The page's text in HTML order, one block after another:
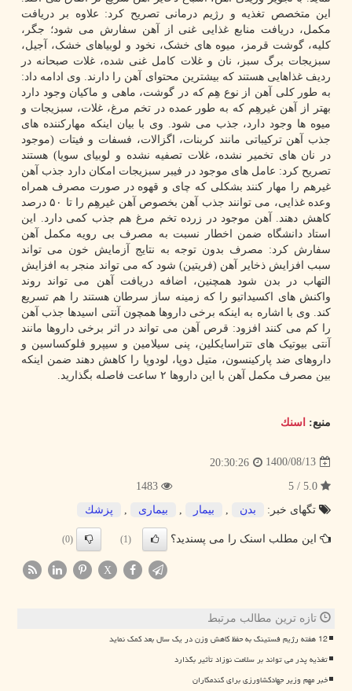
این متخصص تغذیه و رژیم درمانی تصریح کرد: علاوه بر دریافت
مکمل، دریافت منابع غذایی غنی از آهن سفارش می شود؛ جگر،
کلیه، گوشت قرمز، میوه های خشک، نخود و لوبیاهای خشک، آجیل،
سبزیجات برگ سبز، نان و غلات کامل غنی شده، غلات صبحانه در
ردیف غذاهایی هستند که بیشترین محتوای آهن را دارند. وی ادامه داد:
به طور کلی آهن از نوع هِم که در گوشت، ماهی و ماکیان وجود دارد
بهتر از آهن غیرهِم که به طور عمده در تخم مرغ، غلات، سبزیجات و
میوه ها وجود دارد، جذب می شود. وی با بیان اینکه مهارکننده های
جذب آهن ترکیباتی مانند کربنات، اگزالات، فسفات و فیتات (موجود
در نان های تخمیر نشده، غلات تصفیه نشده و لوبیای سویا) هستند
تصریح کرد: عامل های موجود در فیبر سبزیجات امکان دارد جذب آهن
غیرهم را مهار کنند بشکلی که چای و قهوه در صورت مصرف همراه
وعده غذایی، می توانند جذب آهن بخصوص آهن غیرهِم را تا ۵۰ درصد
کاهش دهند. آهن موجود در زرده تخم مرغ هم جذب کمی دارد. این
استاد دانشگاه ضمن اخطار نسبت به مصرف بی رویه مکمل آهن
سفارش کرد: مصرف بدون توجه به نتایج آزمایش خون می تواند
سبب افزایش ذخایر آهن (فریتین) شود که می تواند منجر به افزایش
التهاب در بدن شود همچنین، اضافه دریافت آهن می تواند روند
واکنش های اکسیداتیو را که زمینه ساز سرطان هستند را هم تسریع
کند. وی با اشاره به اینکه برخی داروها همچون آنتی اسیدها جذب آهن
را کم می کنند افزود: قرص آهن می تواند در اثر برخی داروها مانند
آنتی بیوتیک های تتراسایکلین، پنی سیلامین و سیپرو فلوکساسین و
داروهای ضد پارکینسون، متیل دوپا، لودوپا را کاهش دهند ضمن اینکه
بین مصرف مکمل آهن با این داروها ۲ ساعت فاصله بگذارید.
منبع: اسنك
1400/08/13
20:30:26
تگهای خبر:
بدن بیمار بیماری پزشك
این مطلب اسنک را می پسندید؟ (1)
(0)
X
تازه ترین مطالب مرتبط
12 هفته رژیم فستینگ به حفظ کاهش وزن در یک سال بعد کمک نماید
تغذیه پدر می تواند بر سلامت نوزاد تأثیر بگذارد
خبر مهم وزیر جهادکشاورزی برای گندمکاران